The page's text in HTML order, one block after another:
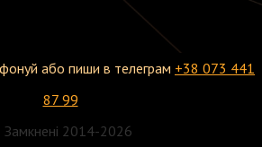
або пиши в телеграм +38 073 441
87 99
2014-2026